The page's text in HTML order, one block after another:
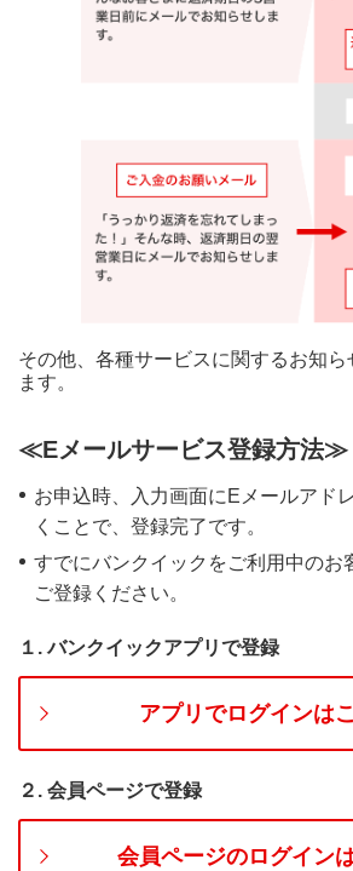
STEP.5
ご入金額を指定する際（一括返済
等）のATM操作方法
STEP.5 確認画面の「一部入
押す
場合があります。
その他、各種サービスに関するお知
ます。
≪Eメールサービス登録方法≫
お申込時、入力画面にEメールアド
くことで、登録完了です。
すでにバンクイックをご利用中のお
ご登録ください。
１. バンクイックアプリで登録
アプリでログインは
２. 会員ページで登録
会員ページのログイン